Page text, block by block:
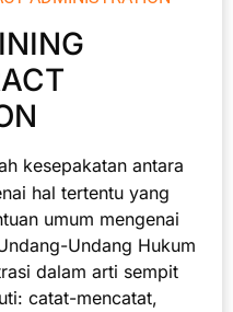
kesepakatan antara
hal tertentu yang
umum mengenai
Undang Hukum
dalam arti sempit
catat-mencatat,